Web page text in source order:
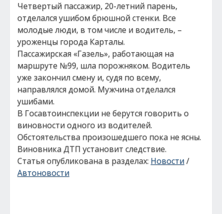
Четвертый пассажир, 20-летний парень,
отделался ушибом брюшной стенки. Все
молодые люди, в том числе и водитель, –
уроженцы города Карталы.
Пассажирская «Газель», работающая на
маршруте №99, шла порожняком. Водитель
уже закончил смену и, судя по всему,
направлялся домой. Мужчина отделался
ушибами.
В Госавтоинспекции не берутся говорить о
виновности одного из водителей.
Обстоятельства произошедшего пока не ясны.
Виновника ДТП установит следствие.
Статья опубликована в разделах: Новости/
Автоновости